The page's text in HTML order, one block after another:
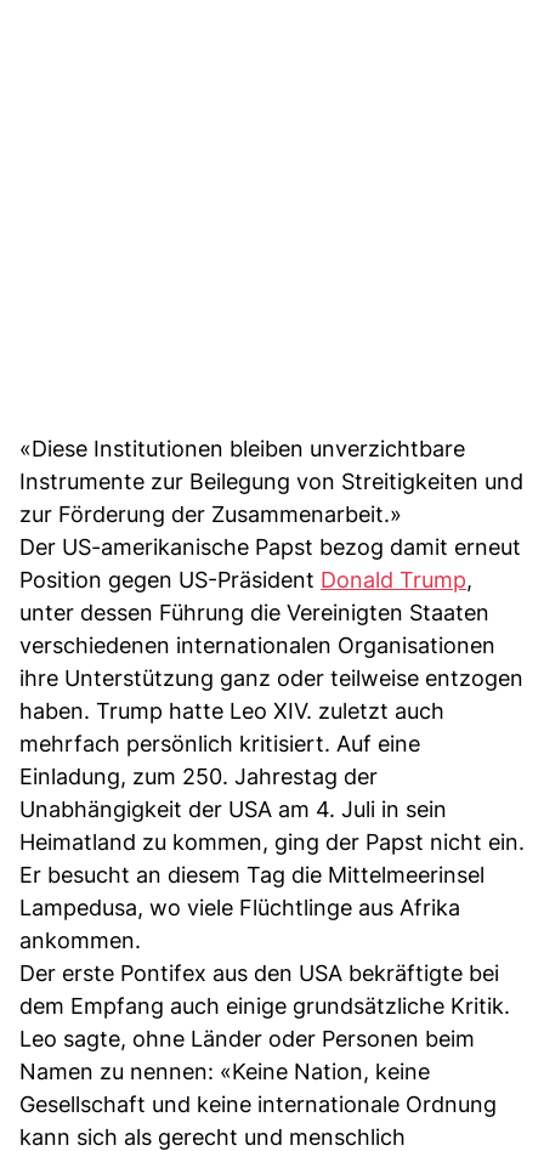
«Diese Institutionen bleiben unverzichtbare
Instrumente zur Beilegung von Streitigkeiten und
zur Förderung der Zusammenarbeit.»
Der US-amerikanische Papst bezog damit erneut
Position gegen US-Präsident Donald Trump,
unter dessen Führung die Vereinigten Staaten
verschiedenen internationalen Organisationen
ihre Unterstützung ganz oder teilweise entzogen
haben. Trump hatte Leo XIV. zuletzt auch
mehrfach persönlich kritisiert. Auf eine
Einladung, zum 250. Jahrestag der
Unabhängigkeit der USA am 4. Juli in sein
Heimatland zu kommen, ging der Papst nicht ein.
Er besucht an diesem Tag die Mittelmeerinsel
Lampedusa, wo viele Flüchtlinge aus Afrika
ankommen.
Der erste Pontifex aus den USA bekräftigte bei
dem Empfang auch einige grundsätzliche Kritik.
Leo sagte, ohne Länder oder Personen beim
Namen zu nennen: «Keine Nation, keine
Gesellschaft und keine internationale Ordnung
kann sich als gerecht und menschlich